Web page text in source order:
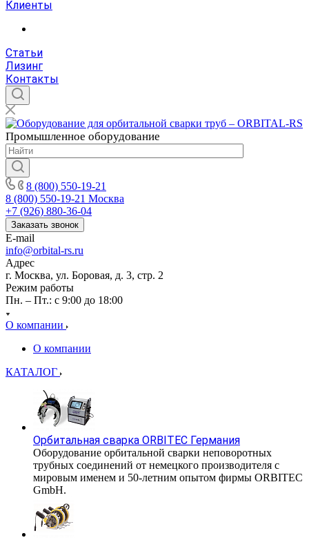
Клиенты
Статьи
Лизинг
Контакты
Промышленное оборудование
8 (800) 550-19-21
8 (800) 550-19-21 Москва
+7 (926) 880-36-04
Заказать звонок
E-mail
info@orbital-rs.ru
Адрес
г. Москва, ул. Боровая, д. 3, стр. 2
Режим работы
Пн. – Пт.: с 9:00 до 18:00
О компании
О компании
КАТАЛОГ
Орбитальная сварка ORBITEC Германия
Оборудование орбитальной сварки неповоротных
трубных соединений от немецкого производителя с
мировым именем и 50-летним опытом фирмы ORBITEC
GmbH.